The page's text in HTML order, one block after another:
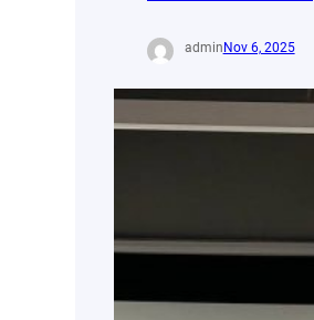
admin Nov 6, 2025